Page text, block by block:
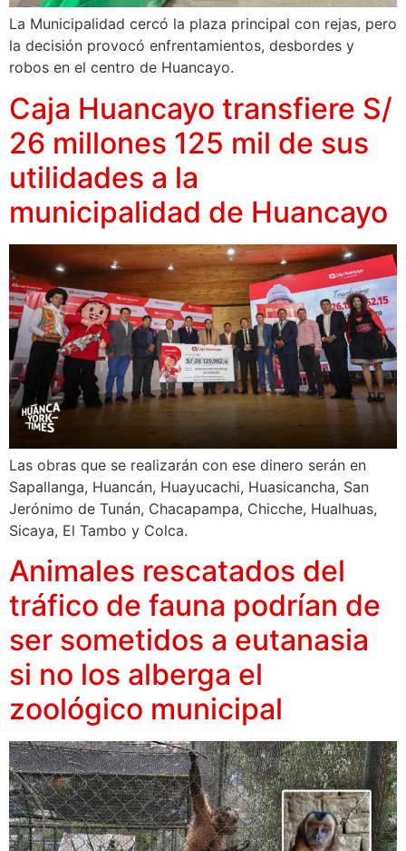
La Municipalidad cercó la plaza principal con rejas, pero
la decisión provocó enfrentamientos, desbordes y
robos en el centro de Huancayo.
Caja Huancayo transfiere S/
26 millones 125 mil de sus
utilidades a la
municipalidad de Huancayo
Las obras que se realizarán con ese dinero serán en
Sapallanga, Huancán, Huayucachi, Huasicancha, San
Jerónimo de Tunán, Chacapampa, Chicche, Hualhuas,
Sicaya, El Tambo y Colca.
Animales rescatados del
tráfico de fauna podrían de
ser sometidos a eutanasia
si no los alberga el
zoológico municipal